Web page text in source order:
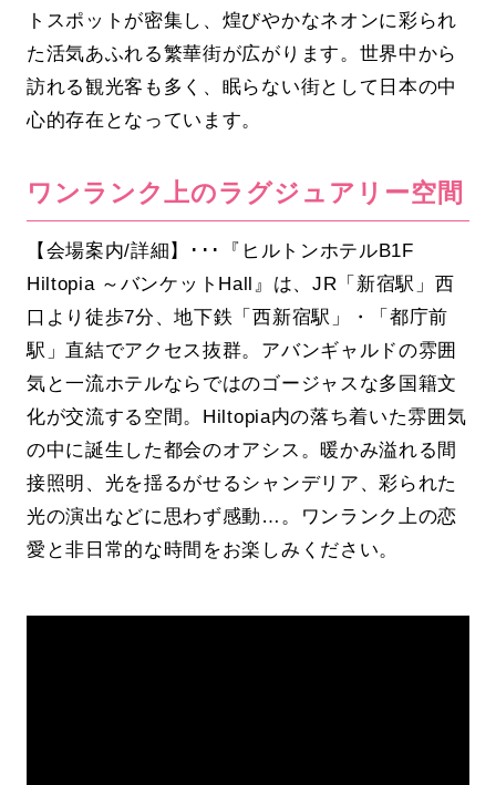
トスポットが密集し、煌びやかなネオンに彩られ
た活気あふれる繁華街が広がります。世界中から
訪れる観光客も多く、眠らない街として日本の中
心的存在となっています。
ワンランク上のラグジュアリー空間
【会場案内/詳細】･･･『ヒルトンホテルB1F
Hiltopia ～バンケットHall』は、JR「新宿駅」西
口より徒歩7分、地下鉄「西新宿駅」・「都庁前
駅」直結でアクセス抜群。アバンギャルドの雰囲
気と一流ホテルならではのゴージャスな多国籍文
化が交流する空間。Hiltopia内の落ち着いた雰囲気
の中に誕生した都会のオアシス。暖かみ溢れる間
接照明、光を揺るがせるシャンデリア、彩られた
光の演出などに思わず感動…。ワンランク上の恋
愛と非日常的な時間をお楽しみください。